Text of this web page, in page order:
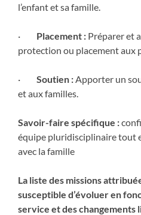
l’enfant et sa famille.
· Placement : Préparer et
protection ou placement aux
· Soutien :Apporter un
et aux familles.
Savoir-faire spécifique :
équipe pluridisciplinaire tout
avec la famille
La liste des missions
susceptible d’évoluer en
service et des changements